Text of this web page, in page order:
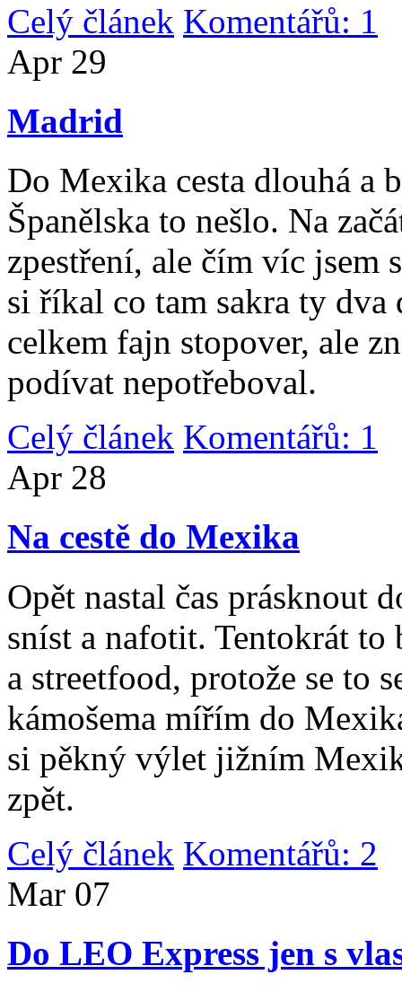
Celý článek Komentářů: 1
Apr 29
Madrid
Do Mexika cesta dlouhá a
Španělska to nešlo. Na
zpestření, ale čím víc jsem
si říkal co tam sakra ty
celkem fajn stopover, ale
podívat nepotřeboval.
Celý článek Komentářů: 1
Apr 28
Na cestě do Mexika
Opět nastal čas prásknout
sníst a nafotit. Tentokrát
a streetfood, protože se to
kámošema mířím do
si pěkný výlet jižním
zpět.
Celý článek Komentářů: 2
Mar 07
Do LEO Express jen s